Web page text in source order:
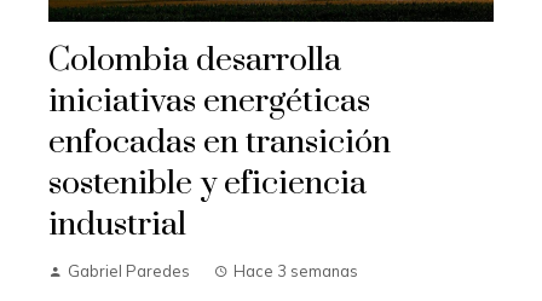
Colombia desarrolla
iniciativas energéticas
enfocadas en transición
sostenible y eficiencia
industrial
Gabriel Paredes Hace 3 semanas